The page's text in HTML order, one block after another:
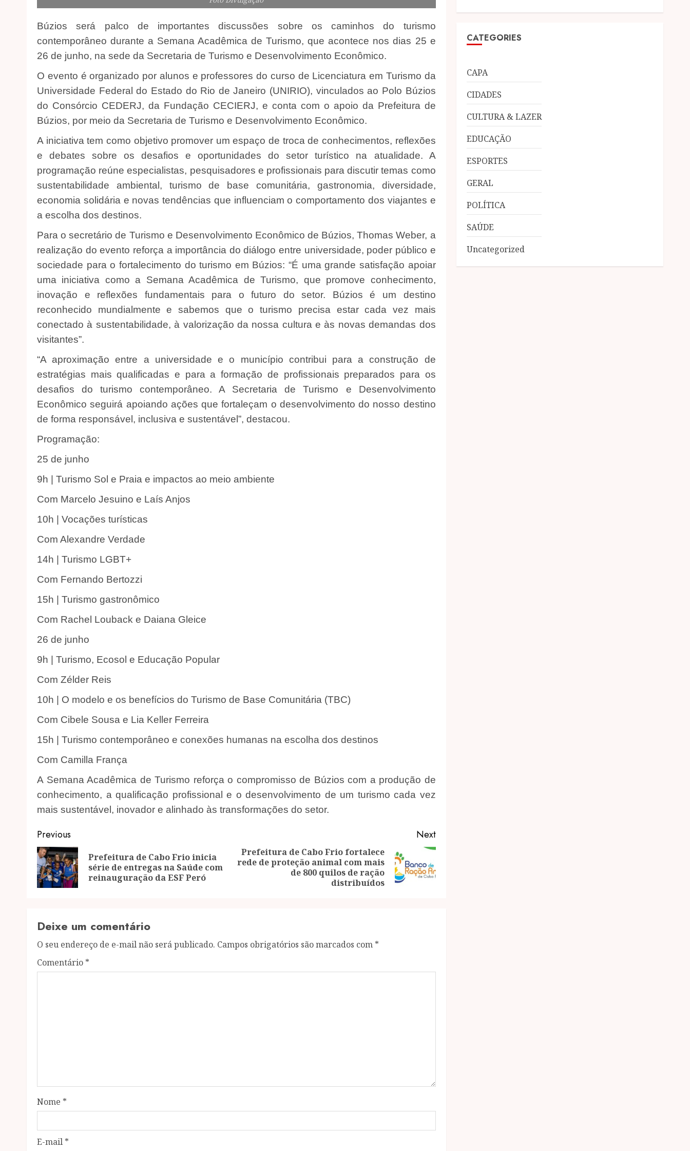
Búzios será palco de importantes discussões sobre os caminhos do turismo
contemporâneo durante a Semana Acadêmica de Turismo, que acontece nos dias 25 e
26 de junho, na sede da Secretaria de Turismo e Desenvolvimento Econômico.
O evento é organizado por alunos e professores do curso de Licenciatura em Turismo da
Universidade Federal do Estado do Rio de Janeiro (UNIRIO), vinculados ao Polo Búzios
do Consórcio CEDERJ, da Fundação CECIERJ, e conta com o apoio da Prefeitura de
Búzios, por meio da Secretaria de Turismo e Desenvolvimento Econômico.
A iniciativa tem como objetivo promover um espaço de troca de conhecimentos, reflexões
e debates sobre os desafios e oportunidades do setor turístico na atualidade. A
programação reúne especialistas, pesquisadores e profissionais para discutir temas como
sustentabilidade ambiental, turismo de base comunitária, gastronomia, diversidade,
economia solidária e novas tendências que influenciam o comportamento dos viajantes e
a escolha dos destinos.
Para o secretário de Turismo e Desenvolvimento Econômico de Búzios, Thomas Weber, a
realização do evento reforça a importância do diálogo entre universidade, poder público e
sociedade para o fortalecimento do turismo em Búzios: “É uma grande satisfação apoiar
uma iniciativa como a Semana Acadêmica de Turismo, que promove conhecimento,
inovação e reflexões fundamentais para o futuro do setor. Búzios é um destino
reconhecido mundialmente e sabemos que o turismo precisa estar cada vez mais
conectado à sustentabilidade, à valorização da nossa cultura e às novas demandas dos
visitantes”.
“A aproximação entre a universidade e o município contribui para a construção de
estratégias mais qualificadas e para a formação de profissionais preparados para os
desafios do turismo contemporâneo. A Secretaria de Turismo e Desenvolvimento
Econômico seguirá apoiando ações que fortaleçam o desenvolvimento do nosso destino
de forma responsável, inclusiva e sustentável”, destacou.
Programação:
25 de junho
9h | Turismo Sol e Praia e impactos ao meio ambiente
Com Marcelo Jesuino e Laís Anjos
10h | Vocações turísticas
Com Alexandre Verdade
14h | Turismo LGBT+
Com Fernando Bertozzi
15h | Turismo gastronômico
Com Rachel Louback e Daiana Gleice
26 de junho
9h | Turismo, Ecosol e Educação Popular
Com Zélder Reis
10h | O modelo e os benefícios do Turismo de Base Comunitária (TBC)
Com Cibele Sousa e Lia Keller Ferreira
15h | Turismo contemporâneo e conexões humanas na escolha dos destinos
Com Camilla França
A Semana Acadêmica de Turismo reforça o compromisso de Búzios com a produção de
conhecimento, a qualificação profissional e o desenvolvimento de um turismo cada vez
mais sustentável, inovador e alinhado às transformações do setor.
Post
navigation
Previous
Previous
Prefeitura de Cabo Frio inicia
série de entregas na Saúde com
reinauguração da ESF Peró
Next
Next
Prefeitura de Cabo Frio fortalece
rede de proteção animal com mais
de 800 quilos de ração
distribuídos
Deixe um comentário
O seu endereço de e-mail não será publicado. Campos obrigatórios são marcados com *
Comentário *
Nome *
E-mail *
CATEGORIES
CAPA
CIDADES
CULTURA & LAZER
EDUCAÇÃO
ESPORTES
GERAL
POLÍTICA
SAÚDE
Uncategorized